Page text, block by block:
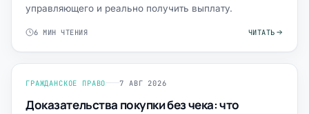
управляющего и реально получить выплату.
6 МИН ЧТЕНИЯ ЧИТАТЬ
ГРАЖДАНСКОЕ ПРАВО 7 АВГ 2026
Доказательства покупки без чека: что